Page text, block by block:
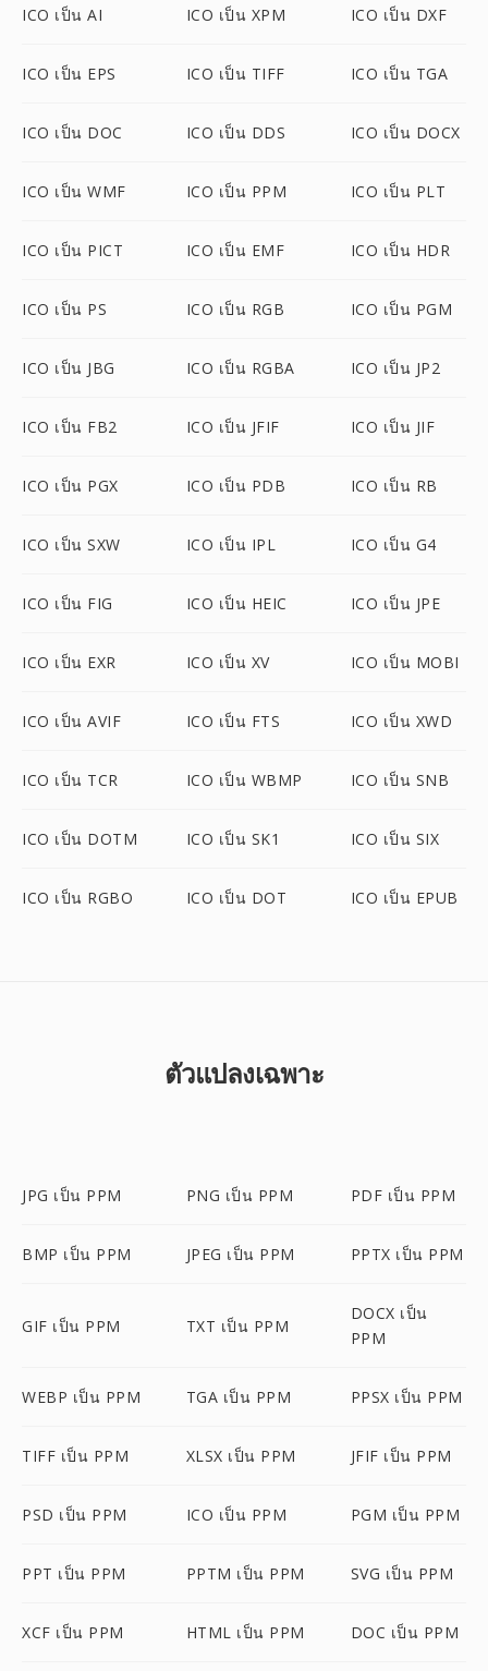
ICO เป็น AI ICO เป็น XPM ICO เป็น DXF
ICO เป็น EPS ICO เป็น TIFF ICO เป็น TGA
ICO เป็น DOC ICO เป็น DDS ICO เป็น DOCX
ICO เป็น WMF ICO เป็น PPM ICO เป็น PLT
ICO เป็น PICT ICO เป็น EMF ICO เป็น HDR
ICO เป็น PS ICO เป็น RGB ICO เป็น PGM
ICO เป็น JBG ICO เป็น RGBA ICO เป็น JP2
ICO เป็น FB2 ICO เป็น JFIF ICO เป็น JIF
ICO เป็น PGX ICO เป็น PDB ICO เป็น RB
ICO เป็น SXW ICO เป็น IPL ICO เป็น G4
ICO เป็น FIG ICO เป็น HEIC ICO เป็น JPE
ICO เป็น EXR ICO เป็น XV ICO เป็น MOBI
ICO เป็น AVIF ICO เป็น FTS ICO เป็น XWD
ICO เป็น TCR ICO เป็น WBMP ICO เป็น SNB
ICO เป็น DOTM ICO เป็น SK1 ICO เป็น SIX
ICO เป็น RGBO ICO เป็น DOT ICO เป็น EPUB
ตัวแปลงเฉพาะ
JPG เป็น PPM PNG เป็น PPM PDF เป็น PPM
BMP เป็น PPM JPEG เป็น PPM PPTX เป็น PPM
GIF เป็น PPM TXT เป็น PPM
DOCX เป็น
PPM
WEBP เป็น PPM TGA เป็น PPM PPSX เป็น PPM
TIFF เป็น PPM XLSX เป็น PPM JFIF เป็น PPM
PSD เป็น PPM ICO เป็น PPM PGM เป็น PPM
PPT เป็น PPM PPTM เป็น PPM SVG เป็น PPM
XCF เป็น PPM HTML เป็น PPM DOC เป็น PPM